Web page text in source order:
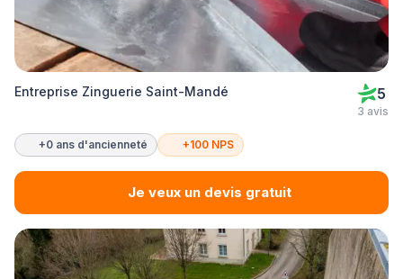
Entreprise Zinguerie Saint-Mandé 5
3 avis
+0 ans d'ancienneté +100 NPS
Je veux un devis gratuit